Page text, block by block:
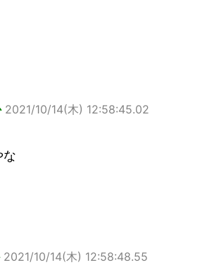
2021/10/14(木) 12:58:45.02
な
2021/10/14(木) 12:58:48.55